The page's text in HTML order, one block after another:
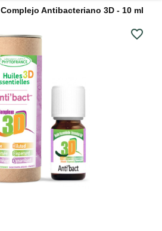
Complejo Antibacteriano 3D - 10 ml
favorite_border